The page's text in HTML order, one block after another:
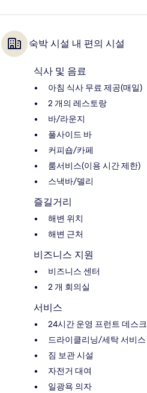
숙박 시설 내 편의 시설
식사 및 음료
아침 식사 무료 제공(매일)
2 개의 레스토랑
바/라운지
풀사이드 바
커피숍/카페
룸서비스(이용 시간 제한)
스낵바/델리
즐길거리
해변 위치
해변 근처
비즈니스 지원
비즈니스 센터
2 개 회의실
서비스
24시간 운영 프런트 데스크
드라이클리닝/세탁 서비스
짐 보관 시설
자전거 대여
일광욕 의자